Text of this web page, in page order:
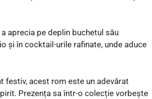
aprecia pe deplin buchetul său
și în cocktail-urile rafinate, unde aduce
festiv, acest rom este un adevărat
Prezența sa într-o colecție vorbește